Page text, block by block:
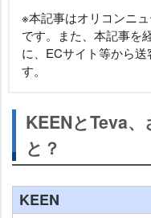
※本記事はオリコンニ
です。また、本記事を
に、ECサイト等から
す。
KEENとTeva
と？
KEEN